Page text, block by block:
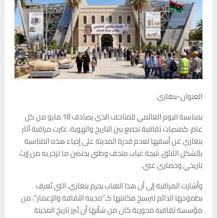
العنوان-بنغازي
بمناسبة اليوم العالمي للمتاحف الذي يصادف 18 مايو من كل
عام، كمنصات ثقافية تجمع بين التاريخ والهوية، عبّرت مراقبة آثار
بنغازي عن أسفها لعدم قدرة المدينة على إحياء هذه المناسبة
بالشكل اللائق، نتيجة غياب متحف وطني يحتضن ما تزخر به من إرث
تاريخي وحضاري غني.
وأشارت المراقبة إلى أن هذا الغياب يحرم بنغازي، التي تُعرف
بطموحها الدائم لترسيخ مكانتها كـ”مدينة الثقافة والإعمار”، من
مؤسسة ثقافية محورية كان من شأنها أن تُبرز تاريخ المدينة